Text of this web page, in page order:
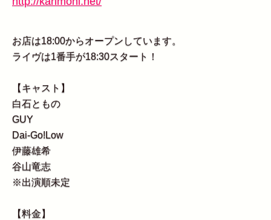
お店は18:00からオープンしています。
ライヴは1番手が18:30スタート！
【キャスト】
白石ともの
GUY
Dai-Go!Low
伊藤雄希
谷山竜志
※出演順未定
【料金】